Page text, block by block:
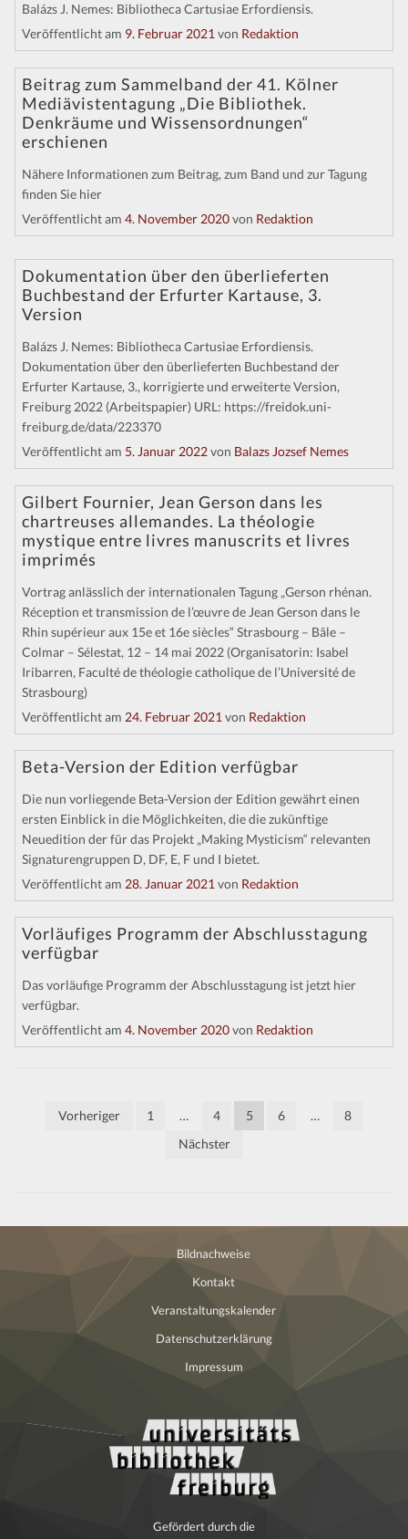
Balázs J. Nemes: Bibliotheca Cartusiae Erfordiensis.
Veröffentlicht am 9. Februar 2021 von Redaktion
Beitrag zum Sammelband der 41. Kölner
Mediävistentagung „Die Bibliothek.
Denkräume und Wissensordnungen“
erschienen
Nähere Informationen zum Beitrag, zum Band und zur Tagung
finden Sie hier
Veröffentlicht am 4. November 2020von Redaktion
Dokumentation über den überlieferten
Buchbestand der Erfurter Kartause, 3.
Version
Balázs J. Nemes: Bibliotheca Cartusiae Erfordiensis.
Dokumentation über den überlieferten Buchbestand der
Erfurter Kartause, 3., korrigierte und erweiterte Version,
Freiburg 2022 (Arbeitspapier) URL: https://freidok.uni-
freiburg.de/data/223370
Veröffentlicht am 5. Januar 2022von Balazs Jozsef Nemes
Gilbert Fournier, Jean Gerson dans les
chartreuses allemandes. La théologie
mystique entre livres manuscrits et livres
imprimés
Vortrag anlässlich der internationalen Tagung „Gerson rhénan.
Réception et transmission de l’œuvre de Jean Gerson dans le
Rhin supérieur aux 15e et 16e siècles“ Strasbourg – Bâle –
Colmar – Sélestat, 12 – 14 mai 2022 (Organisatorin: Isabel
Iribarren, Faculté de théologie catholique de l’Université de
Strasbourg)
Veröffentlicht am 24. Februar 2021 von Redaktion
Beta-Version der Edition verfügbar
Die nun vorliegende Beta-Version der Edition gewährt einen
ersten Einblick in die Möglichkeiten, die die zukünftige
Neuedition der für das Projekt „Making Mysticism“ relevanten
Signaturengruppen D, DF, E, F und I bietet.
Veröffentlicht am 28. Januar 2021 von Redaktion
Vorläufiges Programm der Abschlusstagung
verfügbar
Das vorläufige Programm der Abschlusstagung ist jetzt hier
verfügbar.
Veröffentlicht am 4. November 2020von Redaktion
Seitennummerierung
Vorheriger 1 … 4 5 6 …
8
Nächster
Bildnachweise
Kontakt
Veranstaltungskalender
Datenschutzerklärung
Impressum
Gefördert durch die